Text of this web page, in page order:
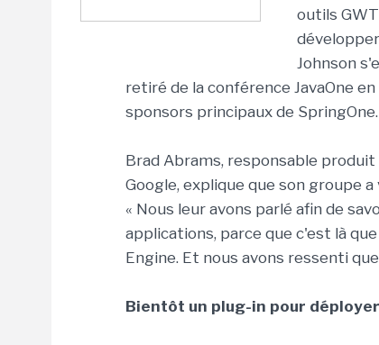
outils
Johnson
retiré de la conférence JavaOne
sponsors principaux de SpringOne.
Brad Abrams, responsable
Google, explique que son groupe
« Nous leur avons parlé afin de
applications, parce que c'est là
Engine. Et nous avons ressenti
Bientôt un plug-in pour